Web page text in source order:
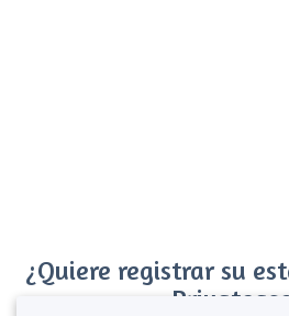
¿Quiere registrar su